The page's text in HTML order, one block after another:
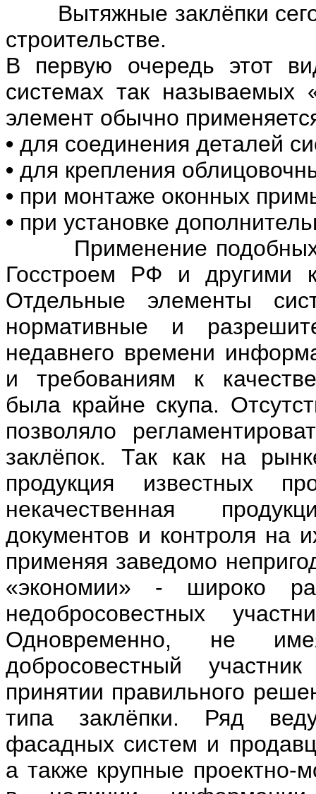
Вытяжные заклёпки
строительстве.
В первую очередь этот
системах так называемых
элемент обычно
• для соединения деталей
• для крепления
• при монтаже оконных
• при установке
Применение подобных
Госстроем РФ и другими
Отдельные элементы
нормативные и
недавнего времени
и требованиям к
была крайне скупа.
позволяло
заклёпок. Так как на
продукция известных
некачественная
документов и контроля на
применяя заведомо
«экономии» - широко
недобросовестных
Одновременно, не
добросовестный
принятии правильного
типа заклёпки. Ряд
фасадных систем и
а также крупные